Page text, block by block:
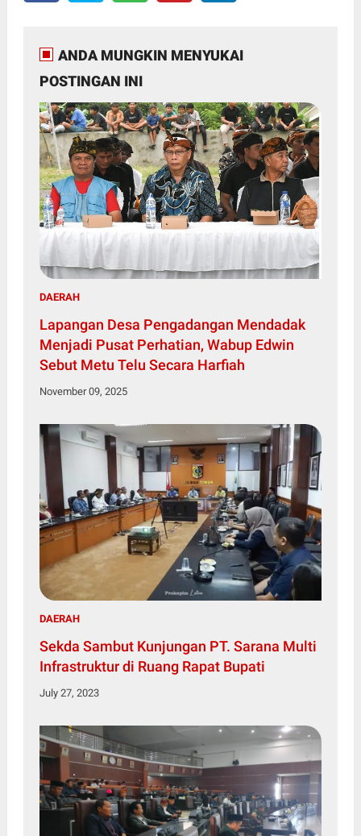
ANDA MUNGKIN MENYUKAI
POSTINGAN INI
DAERAH
Lapangan Desa Pengadangan Mendadak
Menjadi Pusat Perhatian, Wabup Edwin
Sebut Metu Telu Secara Harfiah
November 09, 2025
DAERAH
Sekda Sambut Kunjungan PT. Sarana Multi
Infrastruktur di Ruang Rapat Bupati
July 27, 2023